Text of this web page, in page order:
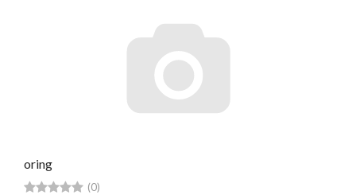
oring
 (0)